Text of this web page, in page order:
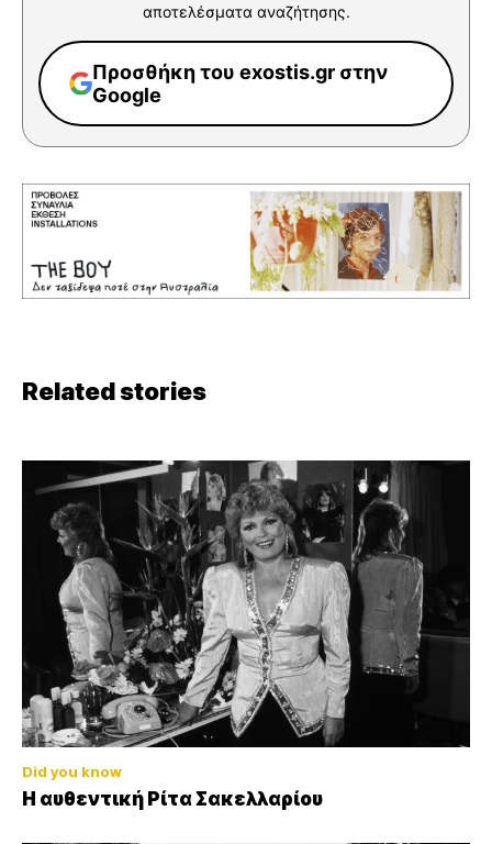
αποτελέσματα αναζήτησης.
Προσθήκη του exostis.gr στην
Google
Related stories
Did you know
Η αυθεντική Ρίτα Σακελλαρίου